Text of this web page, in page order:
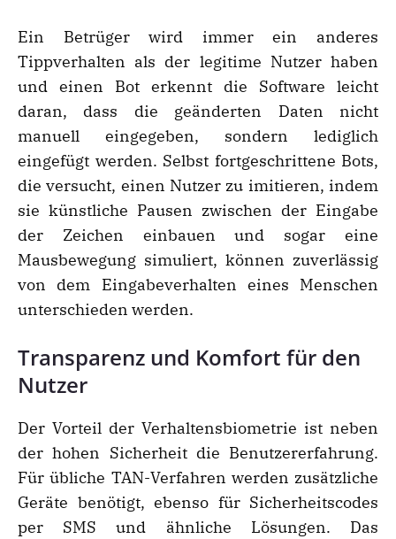
Ein Betrüger wird immer ein anderes
Tippverhalten als der legitime Nutzer haben
und einen Bot erkennt die Software leicht
daran, dass die geänderten Daten nicht
manuell eingegeben, sondern lediglich
eingefügt werden. Selbst fortgeschrittene Bots,
die versucht, einen Nutzer zu imitieren, indem
sie künstliche Pausen zwischen der Eingabe
der Zeichen einbauen und sogar eine
Mausbewegung simuliert, können zuverlässig
von dem Eingabeverhalten eines Menschen
unterschieden werden.
Transparenz und Komfort für den
Nutzer
Der Vorteil der Verhaltensbiometrie ist neben
der hohen Sicherheit die Benutzererfahrung.
Für übliche TAN-Verfahren werden zusätzliche
Geräte benötigt, ebenso für Sicherheitscodes
per SMS und ähnliche Lösungen. Das